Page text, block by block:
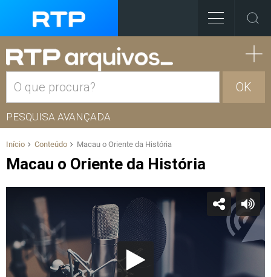
OK
PESQUISA AVANÇADA
Início Conteúdo Macau o Oriente da História
Macau o Oriente da História